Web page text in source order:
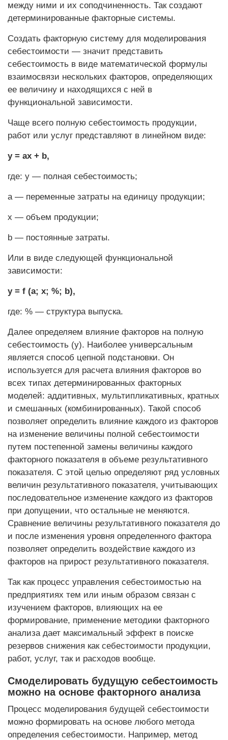
между ними и их соподчиненность. Так создают
детерминированные факторные системы.
Создать факторную систему для моделирования
себестоимости — значит представить
себестоимость в виде математической формулы
взаимосвязи нескольких факторов, определяющих
ее величину и находящихся с ней в
функциональной зависимости.
Чаще всего полную себестоимость продукции,
работ или услуг представляют в линейном виде:
y = ax + b,
где: y — полная себестоимость;
а — переменные затраты на единицу продукции;
х — объем продукции;
b — постоянные затраты.
Или в виде следующей функциональной
зависимости:
y = f (a; x; %; b),
где: % — структура выпуска.
Далее определяем влияние факторов на полную
себестоимость (у). Наиболее универсальным
является способ цепной подстановки. Он
используется для расчета влияния факторов во
всех типах детерминированных факторных
моделей: аддитивных, мультипликативных, кратных
и смешанных (комбинированных). Такой способ
позволяет определить влияние каждого из факторов
на изменение величины полной себестоимости
путем постепенной замены величины каждого
факторного показателя в объеме результативного
показателя. С этой целью определяют ряд условных
величин результативного показателя, учитывающих
последовательное изменение каждого из факторов
при допущении, что остальные не меняются.
Сравнение величины результативного показателя до
и после изменения уровня определенного фактора
позволяет определить воздействие каждого из
факторов на прирост результативного показателя.
Так как процесс управления себестоимостью на
предприятиях тем или иным образом связан с
изучением факторов, влияющих на ее
формирование, применение методики факторного
анализа дает максимальный эффект в поиске
резервов снижения как себестоимости продукции,
работ, услуг, так и расходов вообще.
Смоделировать будущую себестоимость
можно на основе факторного анализа
Процесс моделирования будущей себестоимости
можно формировать на основе любого метода
определения себестоимости. Например, метод